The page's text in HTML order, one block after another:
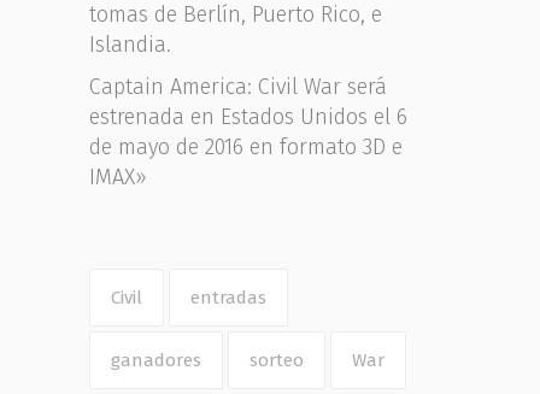
tomas de Berlín, Puerto Rico, e
Islandia.
Captain America: Civil War será
estrenada en Estados Unidos el 6
de mayo de 2016 en formato 3D e
IMAX»
Civil entradas
ganadores sorteo War